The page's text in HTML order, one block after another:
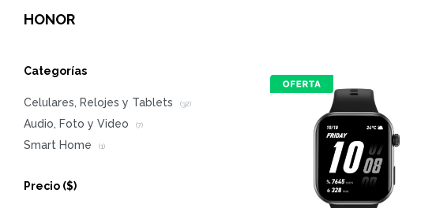
HONOR
Categorías
Celulares, Relojes y Tablets (32)
Audio, Foto y Video (7)
Smart Home (1)
Precio ($)